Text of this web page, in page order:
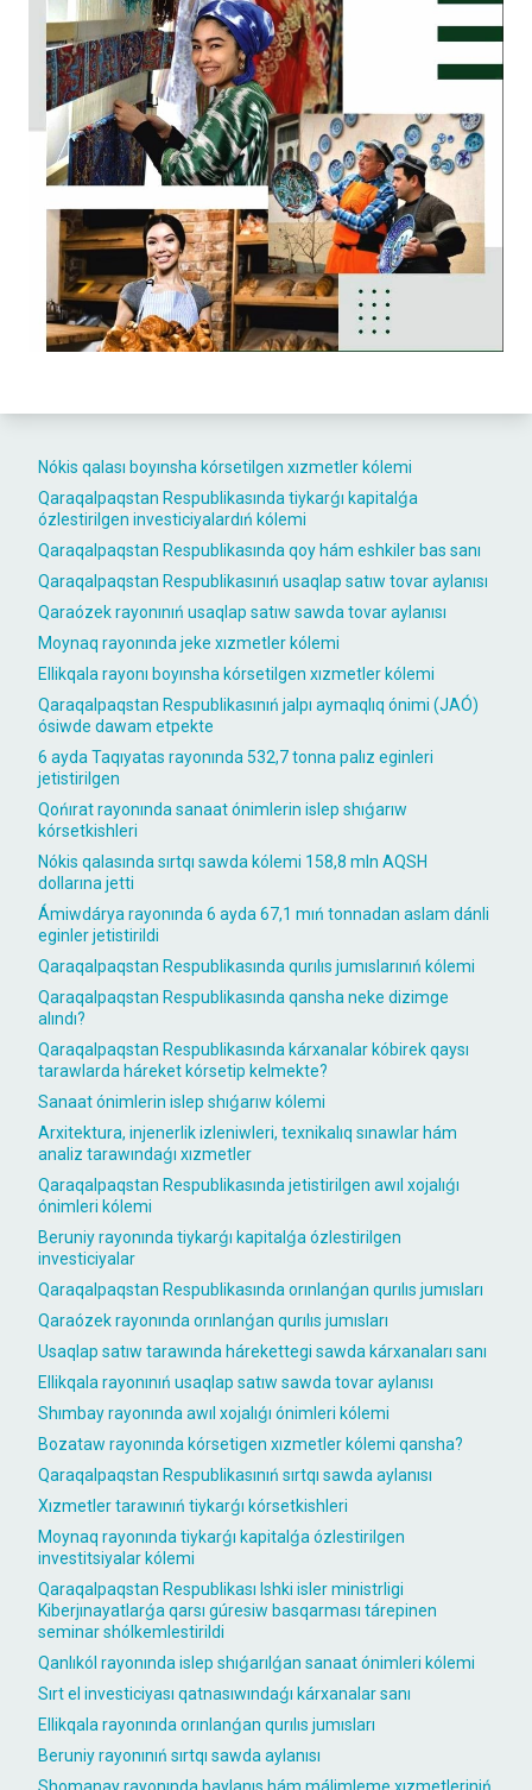
Nókis qalası boyınsha kórsetilgen xızmetler kólemi
Qaraqalpaqstan Respublikasında tiykarǵı kapitalǵa
ózlestirilgen investiciyalardıń kólemi
Qaraqalpaqstan Respublikasında qoy hám eshkiler bas sanı
Qaraqalpaqstan Respublikasınıń usaqlap satıw tovar aylanısı
Qaraózek rayonınıń usaqlap satıw sawda tovar aylanısı
Moynaq rayonında jeke xızmetler kólemi
Ellikqala rayonı boyınsha kórsetilgen xızmetler kólemi
Qaraqalpaqstan Respublikasınıń jalpı aymaqlıq ónimi (JAÓ)
ósiwde dawam etpekte
6 ayda Taqıyatas rayonında 532,7 tonna palız eginleri
jetistirilgen
Qońırat rayonında sanaat ónimlerin islep shıǵarıw
kórsetkishleri
Nókis qalasında sırtqı sawda kólemi 158,8 mln AQSH
dollarına jetti
Ámiwdárya rayonında 6 ayda 67,1 mıń tonnadan aslam dánli
eginler jetistirildi
Qaraqalpaqstan Respublikasında qurılıs jumıslarınıń kólemi
Qaraqalpaqstan Respublikasında qansha neke dizimge
alındı?
Qaraqalpaqstan Respublikasında kárxanalar kóbirek qaysı
tarawlarda háreket kórsetip kelmekte?
Sanaat ónimlerin islep shıǵarıw kólemi
Arxitektura, injenerlik izleniwleri, texnikalıq sınawlar hám
analiz tarawındaǵı xızmetler
Qaraqalpaqstan Respublikasında jetistirilgen awıl xojalıǵı
ónimleri kólemi
Beruniy rayonında tiykarǵı kapitalǵa ózlestirilgen
investiciyalar
Qaraqalpaqstan Respublikasında orınlanǵan qurılıs jumısları
Qaraózek rayonında orınlanǵan qurılıs jumısları
Usaqlap satıw tarawında hárekettegi sawda kárxanaları sanı
Ellikqala rayonınıń usaqlap satıw sawda tovar aylanısı
Shımbay rayonında awıl xojalıǵı ónimleri kólemi
Bozataw rayonında kórsetigen xızmetler kólemi qansha?
Qaraqalpaqstan Respublikasınıń sırtqı sawda aylanısı
Xızmetler tarawınıń tiykarǵı kórsetkishleri
Moynaq rayonında tiykarǵı kapitalǵa ózlestirilgen
investitsiyalar kólemi
Qaraqalpaqstan Respublikası Ishki isler ministrligi
Kiberjınayatlarǵa qarsı gúresiw basqarması tárepinen
seminar shólkemlestirildi
Qanlıkól rayonında islep shıǵarılǵan sanaat ónimleri kólemi
Sırt el investiciyası qatnasıwındaǵı kárxanalar sanı
Ellikqala rayonında orınlanǵan qurılıs jumısları
Beruniy rayonınıń sırtqı sawda aylanısı